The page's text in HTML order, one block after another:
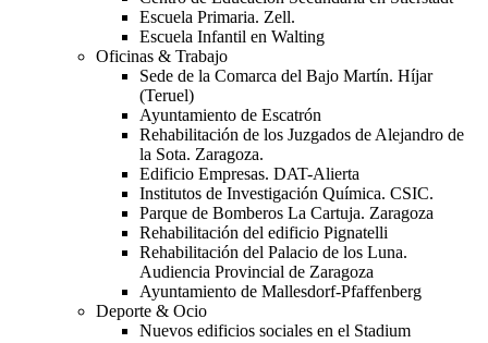
Escuela Primaria. Zell.
Escuela Infantil en Walting
Oficinas & Trabajo
Sede de la Comarca del Bajo Martín. Híjar
(Teruel)
Ayuntamiento de Escatrón
Rehabilitación de los Juzgados de Alejandro de
la Sota. Zaragoza.
Edificio Empresas. DAT-Alierta
Institutos de Investigación Química. CSIC.
Parque de Bomberos La Cartuja. Zaragoza
Rehabilitación del edificio Pignatelli
Rehabilitación del Palacio de los Luna.
Audiencia Provincial de Zaragoza
Ayuntamiento de Mallesdorf-Pfaffenberg
Deporte & Ocio
Nuevos edificios sociales en el Stadium